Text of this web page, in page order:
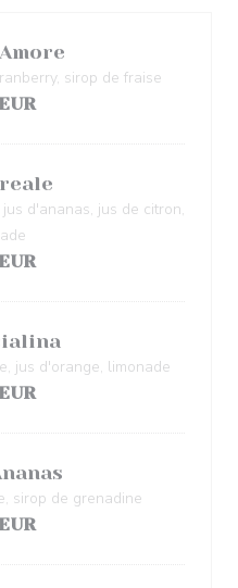
sirop de fraise
d'ananas, jus de citron,
jus d'orange, limonade
sirop de grenadine